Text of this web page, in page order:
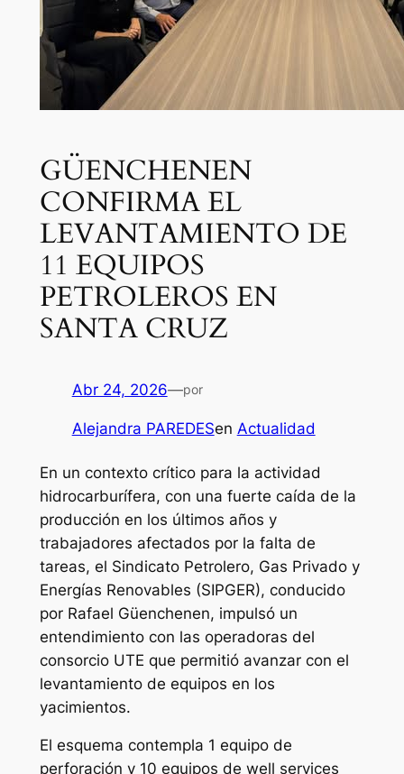
GÜENCHENEN
CONFIRMA EL
LEVANTAMIENTO DE
11 EQUIPOS
PETROLEROS EN
SANTA CRUZ
Abr 24, 2026—por
Alejandra PAREDESen Actualidad
En un contexto crítico para la actividad
hidrocarburífera, con una fuerte caída de la
producción en los últimos años y
trabajadores afectados por la falta de
tareas, el Sindicato Petrolero, Gas Privado y
Energías Renovables (SIPGER), conducido
por Rafael Güenchenen, impulsó un
entendimiento con las operadoras del
consorcio UTE que permitió avanzar con el
levantamiento de equipos en los
yacimientos.
El esquema contempla 1 equipo de
perforación y 10 equipos de well services